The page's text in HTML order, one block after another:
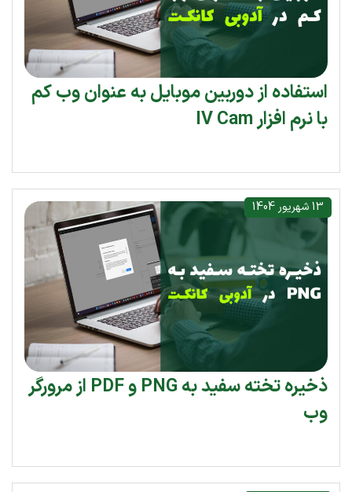
استفاده از دوربین موبایل به عنوان وب کم
با نرم افزار IV Cam
13 شهریور 1404
ذخیره تخته سفید به PNG و PDF از مرورگر
وب